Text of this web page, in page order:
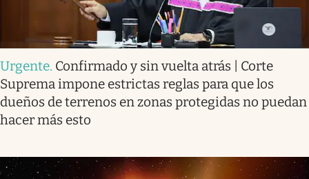
Urgente. Confirmado y sin vuelta atrás | Corte
Suprema impone estrictas reglas para que los
dueños de terrenos en zonas protegidas no puedan
hacer más esto